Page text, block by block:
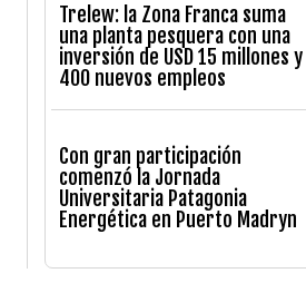
Trelew: la Zona Franca suma
una planta pesquera con una
inversión de USD 15 millones y
400 nuevos empleos
Con gran participación
comenzó la Jornada
Universitaria Patagonia
Energética en Puerto Madryn